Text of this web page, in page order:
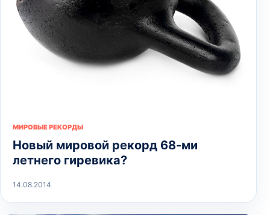
МИРОВЫЕ РЕКОРДЫ
Новый мировой рекорд 68-ми
летнего гиревика?
14.08.2014